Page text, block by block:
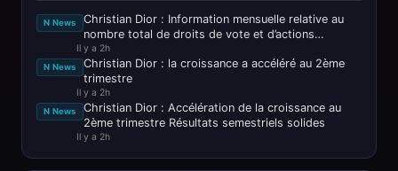
N News
Christian Dior : Information mensuelle relative au
nombre total de droits de vote et d’actions
composant le capital soci
Il y a 2h
N News
Christian Dior : la croissance a accéléré au 2ème
trimestre
Il y a 2h
N News
Christian Dior : Accélération de la croissance au
2ème trimestre Résultats semestriels solides
Il y a 2h